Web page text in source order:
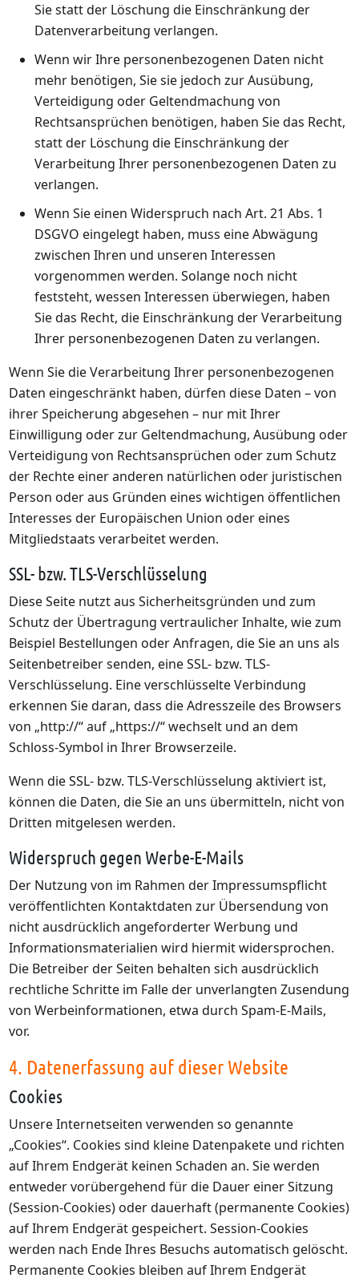
Sie statt der Löschung die Einschränkung der
Datenverarbeitung verlangen.
Wenn wir Ihre personenbezogenen Daten nicht
mehr benötigen, Sie sie jedoch zur Ausübung,
Verteidigung oder Geltendmachung von
Rechtsansprüchen benötigen, haben Sie das Recht,
statt der Löschung die Einschränkung der
Verarbeitung Ihrer personenbezogenen Daten zu
verlangen.
Wenn Sie einen Widerspruch nach Art. 21 Abs. 1
DSGVO eingelegt haben, muss eine Abwägung
zwischen Ihren und unseren Interessen
vorgenommen werden. Solange noch nicht
feststeht, wessen Interessen überwiegen, haben
Sie das Recht, die Einschränkung der Verarbeitung
Ihrer personenbezogenen Daten zu verlangen.
Wenn Sie die Verarbeitung Ihrer personenbezogenen
Daten eingeschränkt haben, dürfen diese Daten – von
ihrer Speicherung abgesehen – nur mit Ihrer
Einwilligung oder zur Geltendmachung, Ausübung oder
Verteidigung von Rechtsansprüchen oder zum Schutz
der Rechte einer anderen natürlichen oder juristischen
Person oder aus Gründen eines wichtigen öffentlichen
Interesses der Europäischen Union oder eines
Mitgliedstaats verarbeitet werden.
SSL- bzw. TLS-Verschlüsselung
Diese Seite nutzt aus Sicherheitsgründen und zum
Schutz der Übertragung vertraulicher Inhalte, wie zum
Beispiel Bestellungen oder Anfragen, die Sie an uns als
Seitenbetreiber senden, eine SSL- bzw. TLS-
Verschlüsselung. Eine verschlüsselte Verbindung
erkennen Sie daran, dass die Adresszeile des Browsers
von „http://“ auf „https://“ wechselt und an dem
Schloss-Symbol in Ihrer Browserzeile.
Wenn die SSL- bzw. TLS-Verschlüsselung aktiviert ist,
können die Daten, die Sie an uns übermitteln, nicht von
Dritten mitgelesen werden.
Widerspruch gegen Werbe-E-Mails
Der Nutzung von im Rahmen der Impressumspflicht
veröffentlichten Kontaktdaten zur Übersendung von
nicht ausdrücklich angeforderter Werbung und
Informationsmaterialien wird hiermit widersprochen.
Die Betreiber der Seiten behalten sich ausdrücklich
rechtliche Schritte im Falle der unverlangten Zusendung
von Werbeinformationen, etwa durch Spam-E-Mails,
vor.
4. Datenerfassung auf dieser Website
Cookies
Unsere Internetseiten verwenden so genannte
„Cookies“. Cookies sind kleine Datenpakete und richten
auf Ihrem Endgerät keinen Schaden an. Sie werden
entweder vorübergehend für die Dauer einer Sitzung
(Session-Cookies) oder dauerhaft (permanente Cookies)
auf Ihrem Endgerät gespeichert. Session-Cookies
werden nach Ende Ihres Besuchs automatisch gelöscht.
Permanente Cookies bleiben auf Ihrem Endgerät